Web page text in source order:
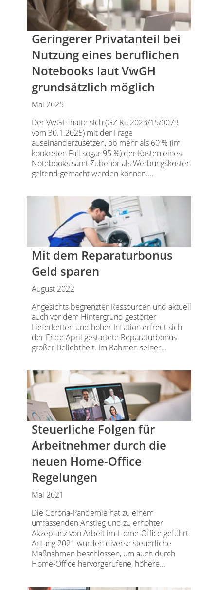
Geringerer Privatanteil bei
Nutzung eines beruflichen
Notebooks laut VwGH
grundsätzlich möglich
Mai 2025
Der VwGH hatte sich (GZ Ra 2023/15/0073
vom 30.1.2025) mit der Frage
auseinanderzusetzen, ob mehr als 60 % (im
konkreten Fall sogar 95 %) der Kosten eines
Notebooks samt Zubehör als Werbungskosten
geltend gemacht werden können....
Mit dem Reparaturbonus
Geld sparen
August 2022
Angesichts begrenzter Ressourcen und aktuell
auch vor dem Hintergrund gestörter
Lieferketten und hoher Inflation erfreut sich
der Ende April gestartete Reparaturbonus
großer Beliebtheit. Im Rahmen seiner...
Steuerliche Folgen für
Arbeitnehmer durch die
neuen Home-Office
Regelungen
Mai 2021
Die Corona-Pandemie hat zu einem
umfassenden Anstieg und zu erhöhter
Akzeptanz von Arbeit im Home-Office geführt.
Anfang 2021 wurden diverse steuerliche
Maßnahmen beschlossen, um auch durch
Home-Office hervorgerufene, höhere...